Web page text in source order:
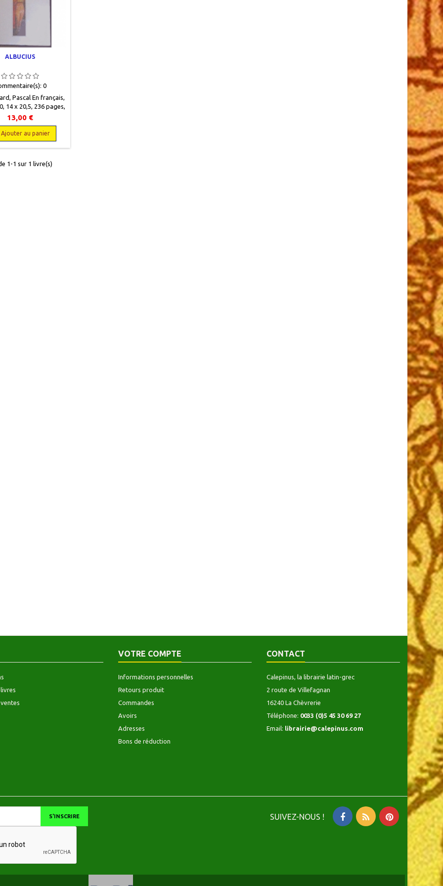
ALBUCIUS
0
Pascal En français,
14 x 20,5, 236 pages,
occasion. Bon état.
marquée, coins bas
Bas de couverture
13,00 €
Ajouter au panier
1-1 sur 1 livre(s)
VOTRE COMPTE
Informations personnelles
Retours produit
Commandes
Avoirs
Adresses
Bons de réduction
CONTACT
Calepinus, la librairie latin-grec
2 route de Villefagnan
16240 La Chèvrerie
Téléphone: 0033 (0)5 45 30 69 27
Email: librairie@calepinus.com
SUIVEZ-NOUS !